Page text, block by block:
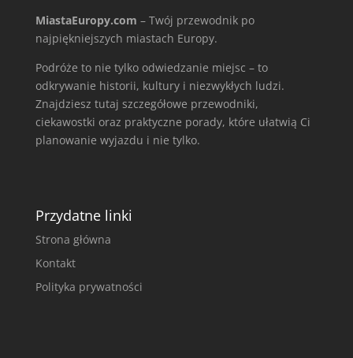
MiastaEuropy.com – Twój przewodnik po
najpiękniejszych miastach Europy.
Podróże to nie tylko odwiedzanie miejsc – to
odkrywanie historii, kultury i niezwykłych ludzi.
Znajdziesz tutaj szczegółowe przewodniki,
ciekawostki oraz praktyczne porady, które ułatwią Ci
planowanie wyjazdu i nie tylko.
Przydatne linki
Strona główna
Kontakt
Polityka prywatności